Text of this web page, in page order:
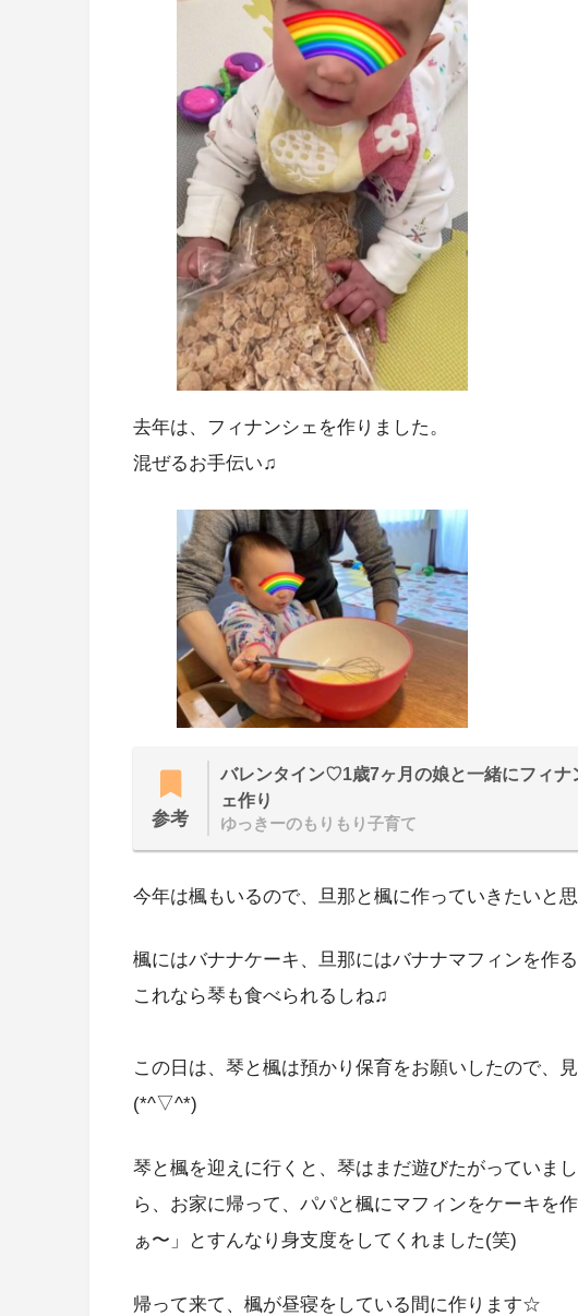
去年は、フィナンシェを作りました。
混ぜるお手伝い♫
参考
バレンタイン♡1歳7ヶ月の娘と一緒にフィナ
ェ作り
ゆっきーのもりもり子育て
今年は楓もいるので、旦那と楓に作っていきたいと思
楓にはバナナケーキ、旦那にはバナナマフィンを作
これなら琴も食べられるしね♫
この日は、琴と楓は預かり保育をお願いしたので、
(*^▽^*)
琴と楓を迎えに行くと、琴はまだ遊びたがっていま
ら、お家に帰って、パパと楓にマフィンをケーキを
ぁ〜」とすんなり身支度をしてくれました(笑)
帰って来て、楓が昼寝をしている間に作ります☆